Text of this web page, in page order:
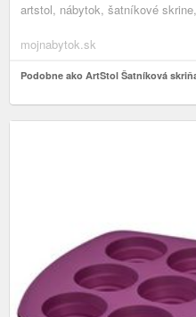
artstol, nábytok, šatníkové
mojnabytok.sk
Podobne ako ArtStol Šatníková